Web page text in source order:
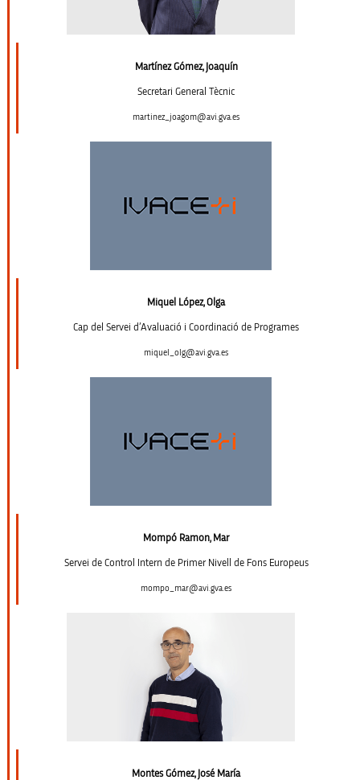
Martínez Gómez, Joaquín
Secretari General Tècnic
martinez_joagom@avi.gva.es
Miquel López, Olga
Cap del Servei d’Avaluació i Coordinació de Programes
miquel_olg@avi.gva.es
Mompó Ramon, Mar
Servei de Control Intern de Primer Nivell de Fons Europeus
mompo_mar@avi.gva.es
Montes Gómez, José María